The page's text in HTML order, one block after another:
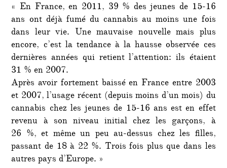
« En France, en 2011, 39 % des jeunes de 15-16
ans ont déjà fumé du cannabis au moins une fois
dans leur vie. Une mauvaise nouvelle mais plus
encore, c’est la tendance à la hausse observée ces
dernières années qui retient l’attention: ils étaient
31 % en 2007.
Après avoir fortement baissé en France entre 2003
et 2007, l’usage récent (depuis moins d’un mois) du
cannabis chez les jeunes de 15-16 ans est en effet
revenu à son niveau initial chez les garçons, à
26 %, et même un peu au-dessus chez les filles,
passant de 18 à 22 %. Trois fois plus que dans les
autres pays d’Europe. »